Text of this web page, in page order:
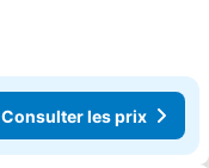
Consulter les prix